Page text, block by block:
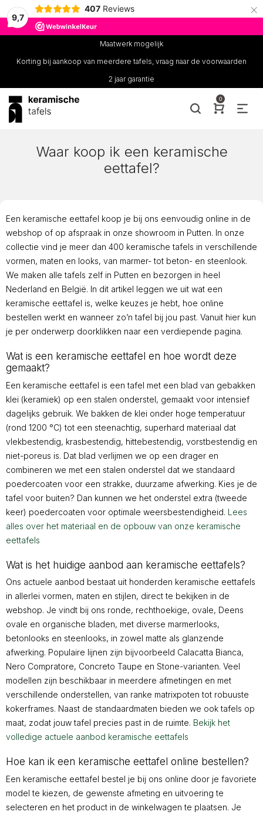
9,7
407 Reviews ×
Maatwerk mogelijk
Korting bij aankoop van meerdere tafels, vraag naar de voorwaarden
2 jaar garantie
0
Waar koop ik een keramische
eettafel?
Een keramische eettafel koop je bij ons eenvoudig online in de
webshop of op afspraak in onze showroom in Putten. In onze
collectie vind je meer dan 400 keramische tafels in verschillende
vormen, maten en looks, van marmer- tot beton- en steenlook.
We maken alle tafels zelf in Putten en bezorgen in heel
Nederland en België. In dit artikel leggen we uit wat een
keramische eettafel is, welke keuzes je hebt, hoe online
bestellen werkt en wanneer zo’n tafel bij jou past. Vanuit hier kun
je per onderwerp doorklikken naar een verdiepende pagina.
Wat is een keramische eettafel en hoe wordt deze
gemaakt?
Een keramische eettafel is een tafel met een blad van gebakken
klei (keramiek) op een stalen onderstel, gemaakt voor intensief
dagelijks gebruik. We bakken de klei onder hoge temperatuur
(rond 1200 °C) tot een steenachtig, superhard materiaal dat
vlekbestendig, krasbestendig, hittebestendig, vorstbestendig en
niet-poreus is. Dat blad verlijmen we op een drager en
combineren we met een stalen onderstel dat we standaard
poedercoaten voor een strakke, duurzame afwerking. Kies je de
tafel voor buiten? Dan kunnen we het onderstel extra (tweede
keer) poedercoaten voor optimale weersbestendigheid. Lees
alles over het materiaal en de opbouw van onze keramische
eettafels
Wat is het huidige aanbod aan keramische eettafels?
Ons actuele aanbod bestaat uit honderden keramische eettafels
in allerlei vormen, maten en stijlen, direct te bekijken in de
webshop. Je vindt bij ons ronde, rechthoekige, ovale, Deens
ovale en organische bladen, met diverse marmerlooks,
betonlooks en steenlooks, in zowel matte als glanzende
afwerking. Populaire lijnen zijn bijvoorbeeld Calacatta Bianca,
Nero Compratore, Concreto Taupe en Stone-varianten. Veel
modellen zijn beschikbaar in meerdere afmetingen en met
verschillende onderstellen, van ranke matrixpoten tot robuuste
kokerframes. Naast de standaardmaten bieden we ook tafels op
maat, zodat jouw tafel precies past in de ruimte. Bekijk het
volledige actuele aanbod keramische eettafels
Hoe kan ik een keramische eettafel online bestellen?
Een keramische eettafel bestel je bij ons online door je favoriete
model te kiezen, de gewenste afmeting en uitvoering te
selecteren en het product in de winkelwagen te plaatsen. Je